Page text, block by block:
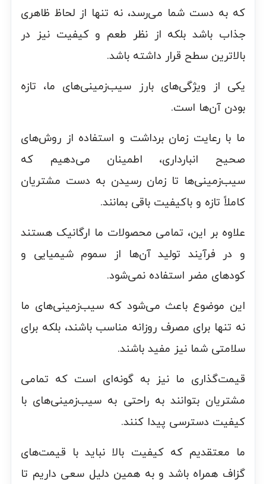
که به دست شما می‌رسد، نه تنها از لحاظ ظاهری
جذاب باشد بلکه از نظر طعم و کیفیت نیز در
بالاترین سطح قرار داشته باشد.
یکی از ویژگی‌های بارز سیب‌زمینی‌های ما، تازه
بودن آن‌ها است.
ما با رعایت زمان برداشت و استفاده از روش‌های
صحیح انبارداری، اطمینان می‌دهیم که
سیب‌زمینی‌ها تا زمان رسیدن به دست مشتریان
کاملاً تازه و باکیفیت باقی بمانند.
علاوه بر این، تمامی محصولات ما ارگانیک هستند
و در فرآیند تولید آن‌ها از سموم شیمیایی و
کودهای مضر استفاده نمی‌شود.
این موضوع باعث می‌شود که سیب‌زمینی‌های ما
نه تنها برای مصرف روزانه مناسب باشند، بلکه برای
سلامتی شما نیز مفید باشند.
قیمت‌گذاری ما نیز به گونه‌ای است که تمامی
مشتریان بتوانند به راحتی به سیب‌زمینی‌های با
کیفیت دسترسی پیدا کنند.
ما معتقدیم که کیفیت بالا نباید با قیمت‌های
گزاف همراه باشد و به همین دلیل سعی داریم تا